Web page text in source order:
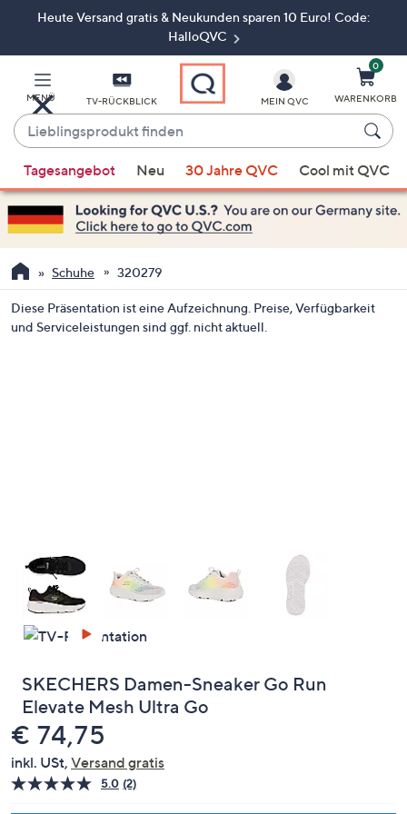
ZumHeute Versand gratis & Neukunden sparen 10 Euro! Code:
HalloQVC
MENÜ TV-RÜCKBLICK
Lieblingsprodukt
finden
Vorschläge
verfügbar
sind,
verwenden
Sie
die
Pfeiltasten
nach
Geräten
nach
links
bzw.
rechts,
diese
anzuzeigen.
MEIN QVC
0
WARENKORB
Tagesangebot Neu 30 Jahre QVC Cool mit QVC
Schuhe 320279
Diese Präsentation ist eine Aufzeichnung. Preise, Verfügbarkeit
und Serviceleistungen sind ggf. nicht aktuell.
SKECHERS Damen-Sneaker Go Run
Elevate Mesh Ultra Go
Gelöscht
€ 74,75
inkl. USt, Versand gratis
5.0 2
(2)